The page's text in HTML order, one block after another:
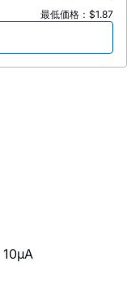
最低価格：$1.87
10µA